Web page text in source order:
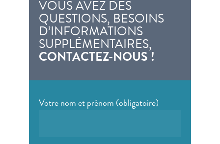
VOUS AVEZ DES
QUESTIONS, BESOINS
D’INFORMATIONS
SUPPLÉMENTAIRES,
CONTACTEZ-NOUS !
Votre nom et prénom (obligatoire)